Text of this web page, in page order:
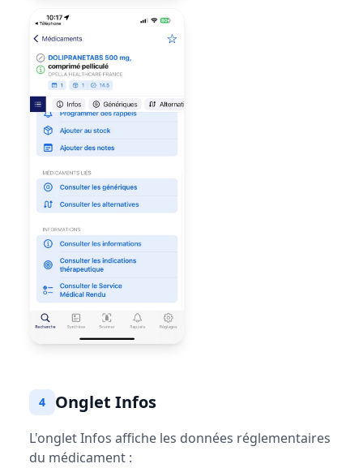
4 Onglet Infos
L'onglet Infos affiche les données réglementaires
du médicament :